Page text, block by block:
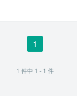
1
1 件中 1 - 1 件